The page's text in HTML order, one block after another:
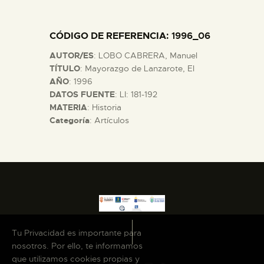
PREPARAR LA VISITA
ACTIVIDADES
COLECCIONES
DIDÁCTICA
CÓDIGO DE REFERENCIA: 1996_06
AUTOR/ES: LOBO CABRERA, Manuel
TÍTULO: Mayorazgo de Lanzarote, El
AÑO: 1996
DATOS FUENTE: LI: 181-192
MATERIA: Historia
Categoría: Artículos
Tu Privacidad es importante para
nosotros. Por ello, te informamos
que utilizamos cookies propias y